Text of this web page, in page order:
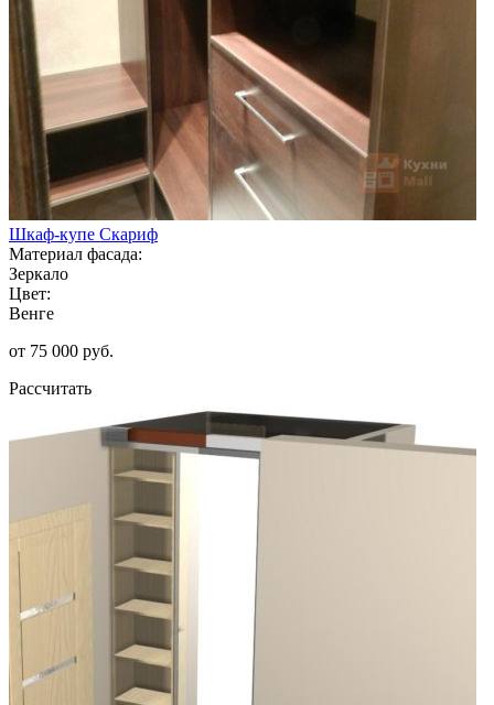
Шкаф-купе Скариф
Материал фасада:
Зеркало
Цвет:
Венге
от 75 000 руб.
Рассчитать